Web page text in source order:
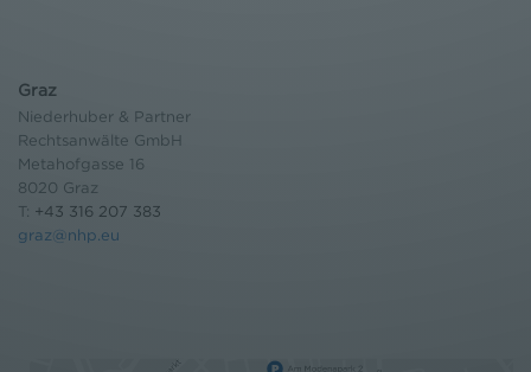
Graz
Niederhuber & Partner
Rechtsanwälte GmbH
Metahofgasse 16
8020 Graz
T: +43 316 207 383
graz@nhp.eu